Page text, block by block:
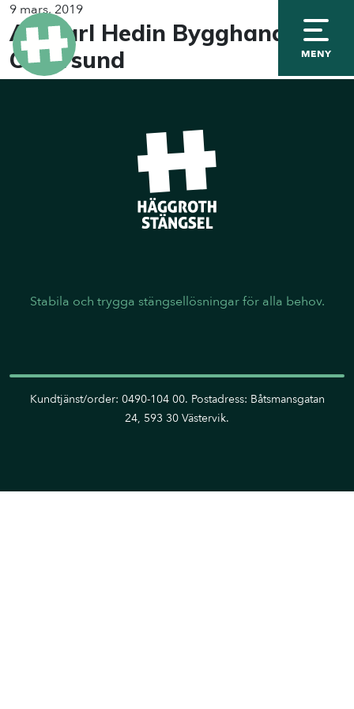
MENY
9 mars, 2019
AB Karl Hedin Bygghandel
Östersund
Stabila och trygga stängsellösningar för alla behov.
Kundtjänst/order: 0490-104 00. Postadress: Båtsmansgatan
24, 593 30 Västervik.